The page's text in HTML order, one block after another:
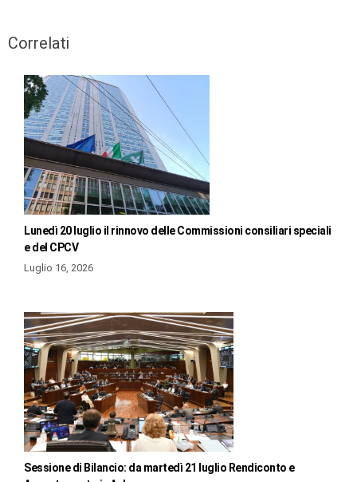
Correlati
Lunedì 20 luglio il rinnovo delle Commissioni consiliari speciali
e del CPCV
Luglio 16, 2026
Sessione di Bilancio: da martedì 21 luglio Rendiconto e